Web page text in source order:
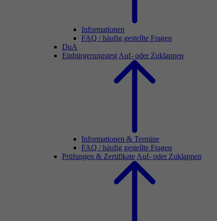
Informationen
FAQ / häufig gestellte Fragen
DuA
Einbürgerungstest Auf- oder Zuklappen
Informationen & Termine
FAQ / häufig gestellte Fragen
Prüfungen & Zertifikate Auf- oder Zuklappen